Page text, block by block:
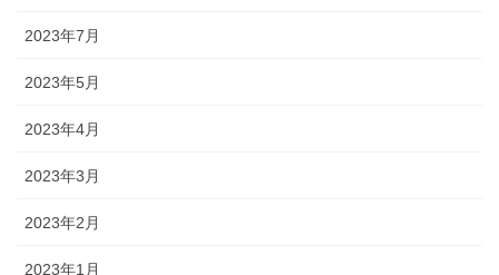
2023年7月
2023年5月
2023年4月
2023年3月
2023年2月
2023年1月